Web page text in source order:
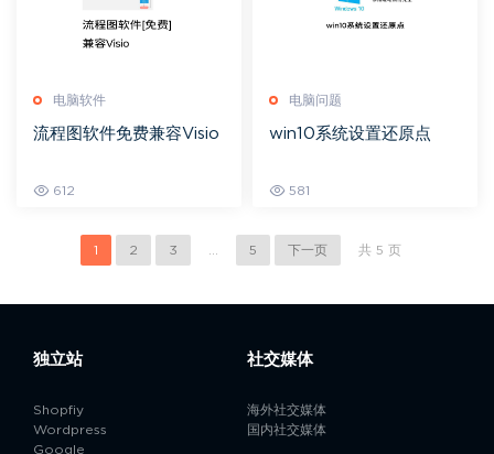
电脑软件
流程图软件免费兼容Visio
612
电脑问题
win10系统设置还原点
581
1 2 3 5 下一页 共 5 页
独立站
Shopfiy
Wordpress
Google
社交媒体
海外社交媒体
国内社交媒体